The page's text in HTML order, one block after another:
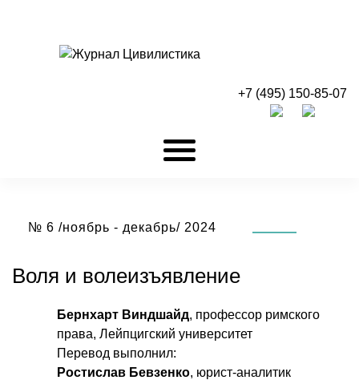
+7 (495) 150-85-07
№ 6 /ноябрь - декабрь/ 2024
Воля и волеизъявление
Бернхарт Виндшайд, профессор римского
права, Лейпцигский университет
Перевод выполнил:
Ростислав Бевзенко, юрист-аналитик